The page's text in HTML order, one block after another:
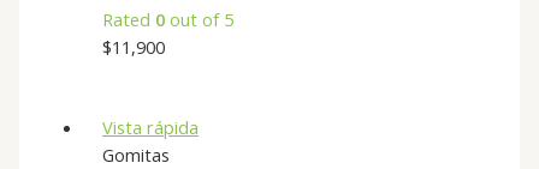
Rated 0 out of 5
$11,900
Vista rápida
Gomitas